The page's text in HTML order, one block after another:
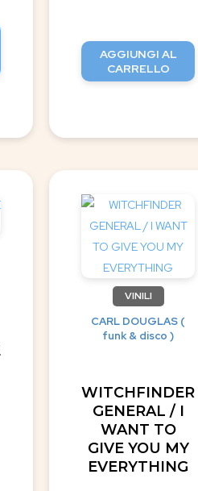
AGGIUNGI AL
CARRELLO
VINILI
CARL DOUGLAS (
funk & disco )
WITCHFINDER
GENERAL / I
WANT TO
GIVE YOU MY
EVERYTHING